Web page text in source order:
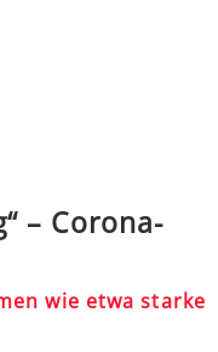
– Corona-
wie etwa starke